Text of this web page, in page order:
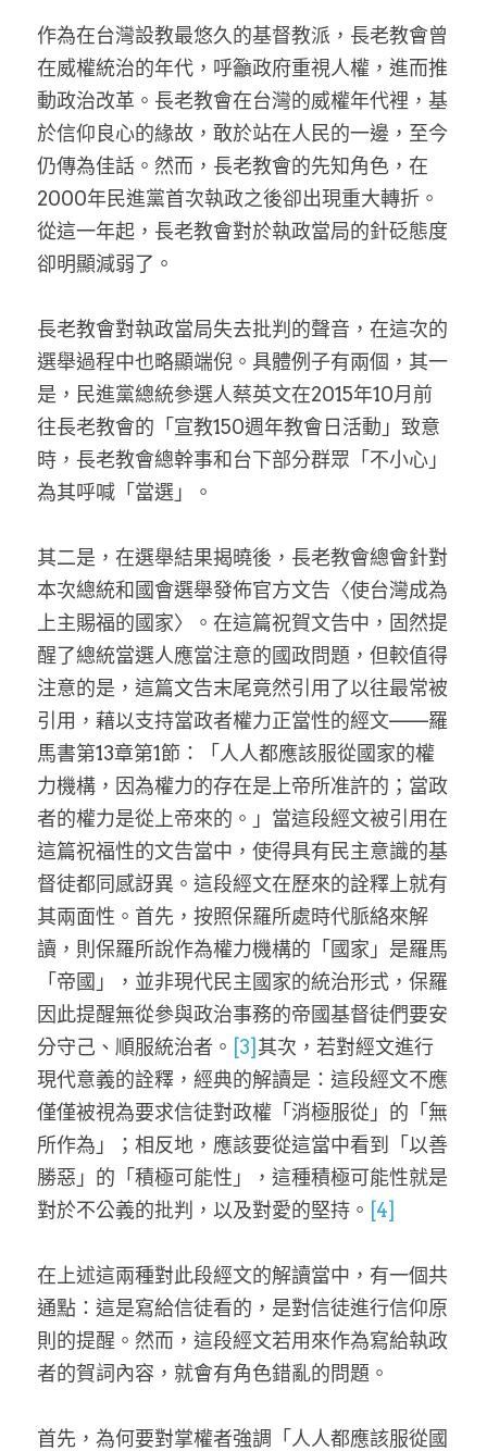
作為在台灣設教最悠久的基督教派，長老教會曾
在威權統治的年代，呼籲政府重視人權，進而推
動政治改革。長老教會在台灣的威權年代裡，基
於信仰良心的緣故，敢於站在人民的一邊，至今
仍傳為佳話。然而，長老教會的先知角色，在
2000年民進黨首次執政之後卻出現重大轉折。
從這一年起，長老教會對於執政當局的針砭態度
卻明顯減弱了。
長老教會對執政當局失去批判的聲音，在這次的
選舉過程中也略顯端倪。具體例子有兩個，其一
是，民進黨總統參選人蔡英文在2015年10月前
往長老教會的「宣教150週年教會日活動」致意
時，長老教會總幹事和台下部分群眾「不小心」
為其呼喊「當選」。
其二是，在選舉結果揭曉後，長老教會總會針對
本次總統和國會選舉發佈官方文告〈使台灣成為
上主賜福的國家〉。在這篇祝賀文告中，固然提
醒了總統當選人應當注意的國政問題，但較值得
注意的是，這篇文告末尾竟然引用了以往最常被
引用，藉以支持當政者權力正當性的經文——羅
馬書第13章第1節：「人人都應該服從國家的權
力機構，因為權力的存在是上帝所准許的；當政
者的權力是從上帝來的。」當這段經文被引用在
這篇祝福性的文告當中，使得具有民主意識的基
督徒都同感訝異。這段經文在歷來的詮釋上就有
其兩面性。首先，按照保羅所處時代脈絡來解
讀，則保羅所說作為權力機構的「國家」是羅馬
「帝國」，並非現代民主國家的統治形式，保羅
因此提醒無從參與政治事務的帝國基督徒們要安
分守己、順服統治者。
[3] 其次，若對經文進行
現代意義的詮釋，經典的解讀是：這段經文不應
僅僅被視為要求信徒對政權「消極服從」的「無
所作為」；相反地，應該要從這當中看到「以善
勝惡」的「積極可能性」，這種積極可能性就是
對於不公義的批判，以及對愛的堅持。
[4]
在上述這兩種對此段經文的解讀當中，有一個共
通點：這是寫給信徒看的，是對信徒進行信仰原
則的提醒。然而，這段經文若用來作為寫給執政
者的賀詞內容，就會有角色錯亂的問題。
首先，為何要對掌權者強調「人人都應該服從國